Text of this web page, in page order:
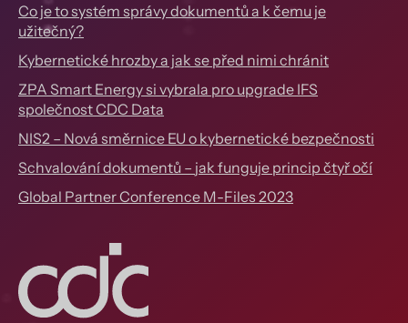
Co je to systém správy dokumentů a k čemu je
užitečný?
Kybernetické hrozby a jak se před nimi chránit
ZPA Smart Energy si vybrala pro upgrade IFS
společnost CDC Data
NIS2 – Nová směrnice EU o kybernetické bezpečnosti
Schvalování dokumentů – jak funguje princip čtyř očí
Global Partner Conference M-Files 2023